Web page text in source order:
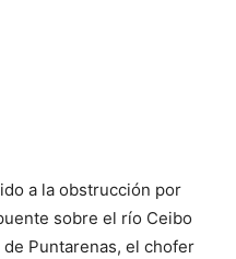
a la obstrucción por
sobre el río Ceibo
Puntarenas, el chofer